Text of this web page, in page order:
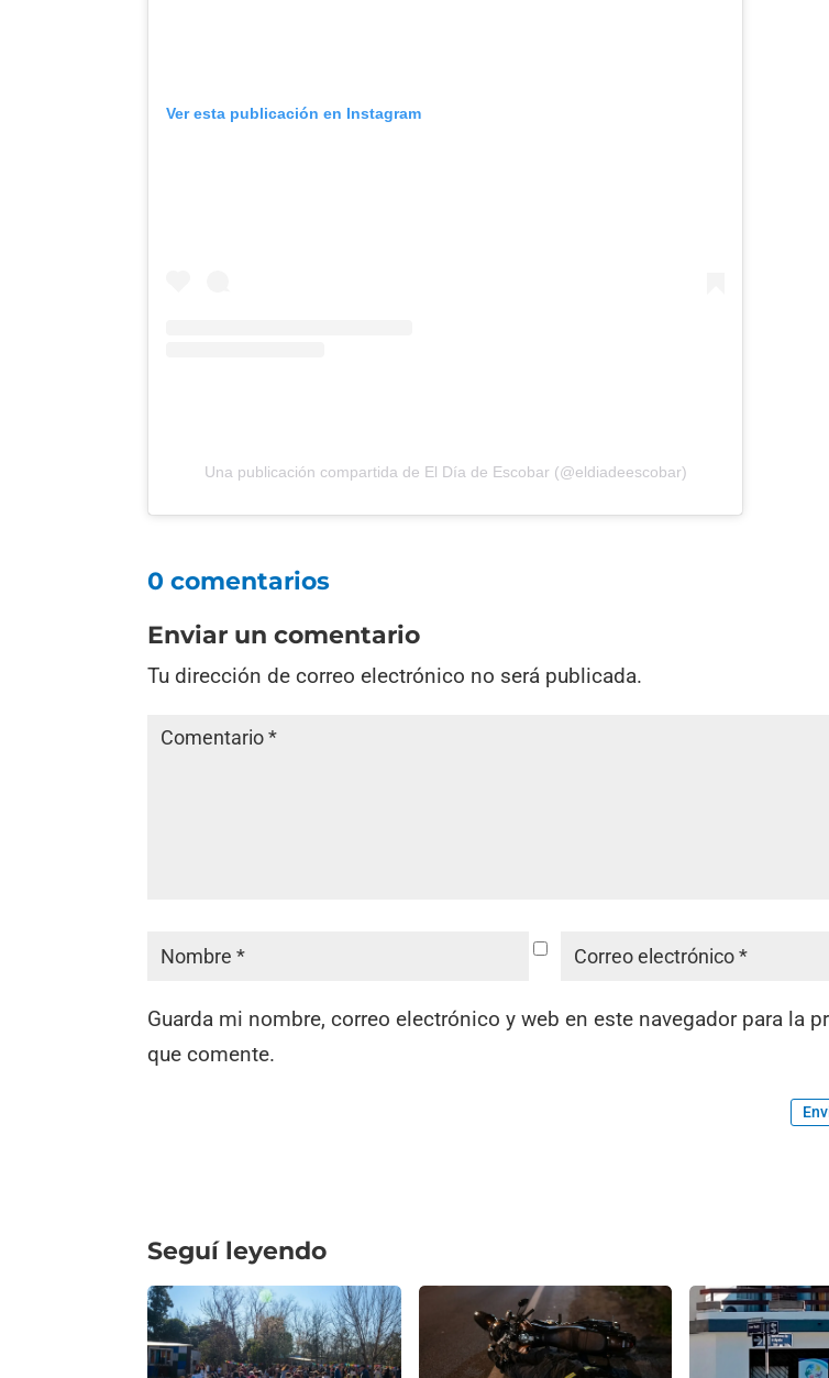
Ver esta publicación en Instagram
Una publicación compartida de El Día de Escobar (@eldiadeescobar)
0 comentarios
Enviar un comentario
Tu dirección de correo electrónico no será publicada.
Guarda mi nombre, correo electrónico y web en este navegador para la
que comente.
Seguí leyendo